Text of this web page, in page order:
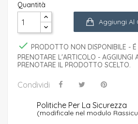
Quantità
Aggiungi Al
 PRODOTTO NON DISPONIBILE - É
PRENOTARE L'ARTICOLO - AGGIUNGI
PRENOTARE IL PRODOTTO SCELTO.
Condividi
Politiche Per La Sicurezza
(modificale nel modulo